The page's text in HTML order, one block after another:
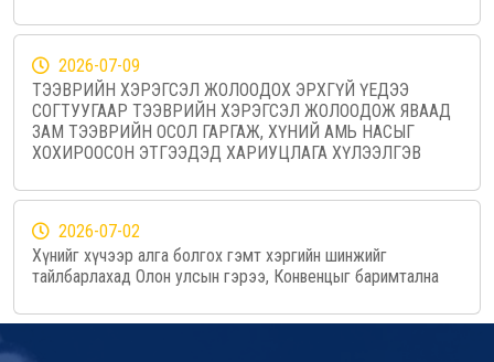
2026-07-09
ТЭЭВРИЙН ХЭРЭГСЭЛ ЖОЛООДОХ ЭРХГҮЙ ҮЕДЭЭ
СОГТУУГААР ТЭЭВРИЙН ХЭРЭГСЭЛ ЖОЛООДОЖ ЯВААД
ЗАМ ТЭЭВРИЙН ОСОЛ ГАРГАЖ, ХҮНИЙ АМЬ НАСЫГ
ХОХИРООСОН ЭТГЭЭДЭД ХАРИУЦЛАГА ХҮЛЭЭЛГЭВ
2026-07-02
Хүнийг хүчээр алга болгох гэмт хэргийн шинжийг
тайлбарлахад Олон улсын гэрээ, Конвенцыг баримтална